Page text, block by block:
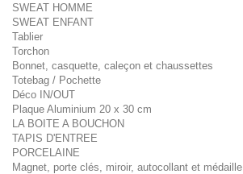
SWEAT HOMME
SWEAT ENFANT
Tablier
Torchon
Bonnet, casquette, caleçon et chaussettes
Totebag / Pochette
Déco IN/OUT
Plaque Aluminium 20 x 30 cm
LA BOITE A BOUCHON
TAPIS D'ENTREE
PORCELAINE
Magnet, porte clés, miroir, autocollant et médaille